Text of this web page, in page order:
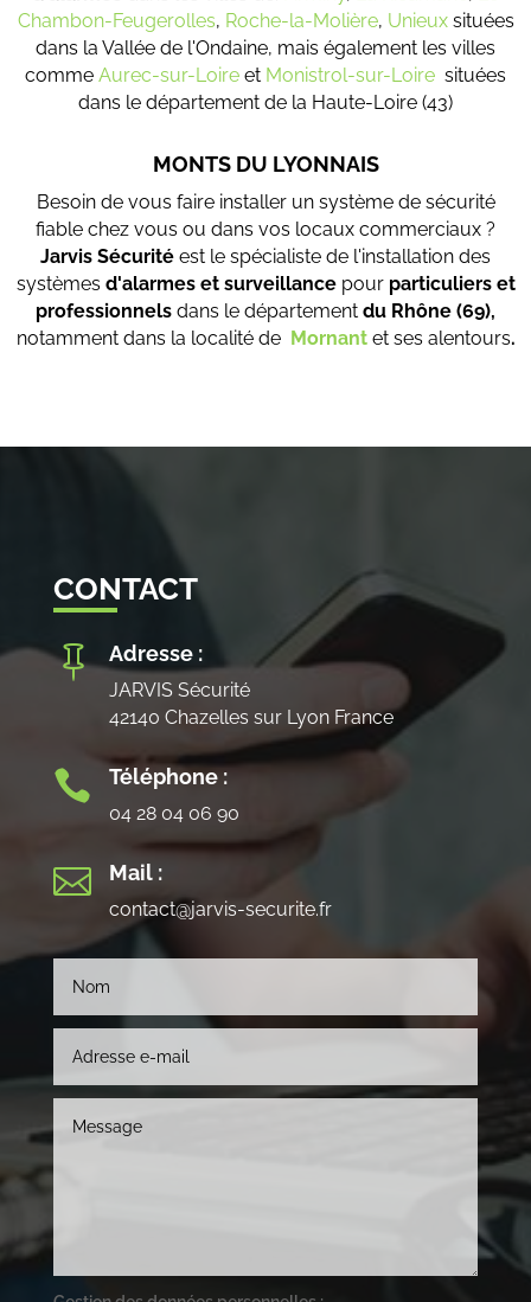
Chambon-Feugerolles, Roche-la-Molière, Unieuxsituées
dans la Vallée de l'Ondaine, mais également les villes
comme Aurec-sur-Loire et Monistrol-sur-Loire situées
dans le département de la Haute-Loire (43)
MONTS DU LYONNAIS
Besoin de vous faire installer un système de sécurité
fiable chez vous ou dans vos locaux commerciaux ?
Jarvis Sécurité est le spécialiste de l'installation des
systèmes d'alarmes et surveillance pour particuliers et
professionnels dans le département du Rhône (69),
notamment dans la localité de Mornant et ses alentours.
CONTACT
 Adresse :
JARVIS Sécurité
42140 Chazelles sur Lyon France
 Téléphone :
04 28 04 06 90
 Mail :
contact@jarvis-securite.fr